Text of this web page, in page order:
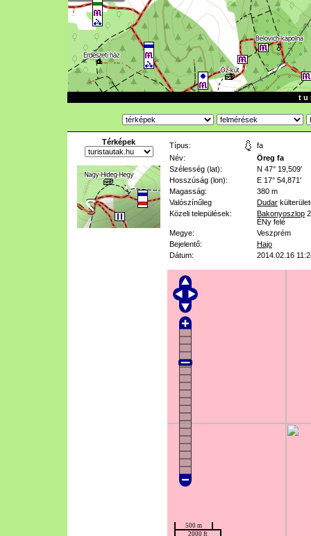
t u
Térképek Típus:
fa
Név:
Öreg fa
Szélesség (lat):
N 47° 19,509'
Hosszúság (lon):
E 17° 54,871'
Magasság:
380 m
Valószínűleg
Dudar
Közeli települések:
Bakonyoszlop
ÉNy felé
Megye:
Veszprém
Bejelentő:
Hajo
Dátum:
2014.02.16